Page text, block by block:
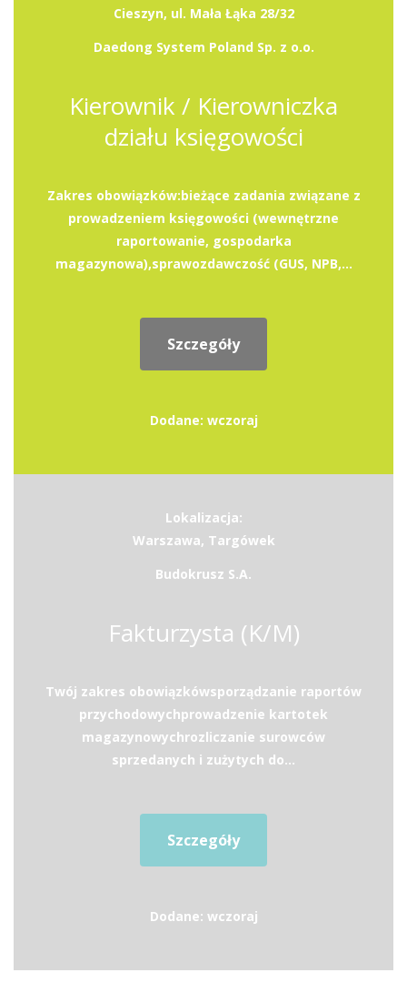
Cieszyn, ul. Mała Łąka 28/32
Daedong System Poland Sp. z o.o.
Kierownik / Kierowniczka
działu księgowości
Zakres obowiązków:bieżące zadania związane z
prowadzeniem księgowości (wewnętrzne
raportowanie, gospodarka
magazynowa),sprawozdawczość (GUS, NPB,...
Szczegóły
Dodane: wczoraj
Lokalizacja:
Warszawa, Targówek
Budokrusz S.A.
Fakturzysta (K/M)
Twój zakres obowiązkówsporządzanie raportów
przychodowychprowadzenie kartotek
magazynowychrozliczanie surowców
sprzedanych i zużytych do...
Szczegóły
Dodane: wczoraj